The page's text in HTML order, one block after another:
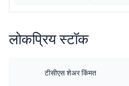
लोकप्रिय स्टॉक
टीसीएस शेअर किंमत